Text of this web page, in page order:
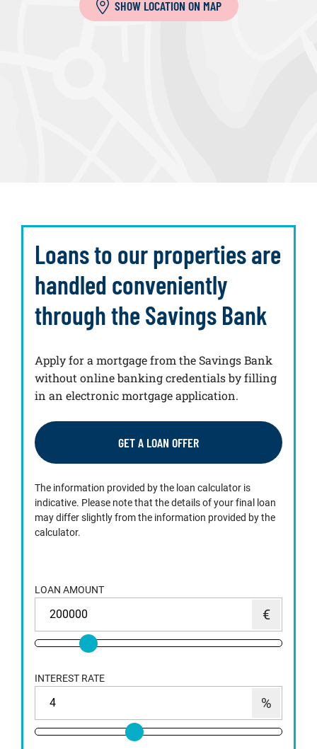
SHOW LOCATION ON MAP
Loans to our properties are
handled conveniently
through the Savings Bank
Apply for a mortgage from the Savings Bank
without online banking credentials by filling
in an electronic mortgage application.
GET A LOAN OFFER
The information provided by the loan calculator is
indicative. Please note that the details of your final loan
may differ slightly from the information provided by the
calculator.
LOAN AMOUNT
INTEREST RATE